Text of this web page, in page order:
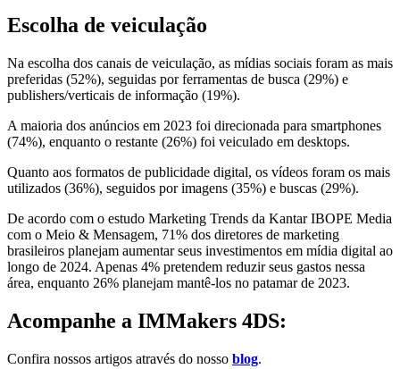
Escolha de veiculação
Na escolha dos canais de veiculação, as mídias sociais foram as mais
preferidas (52%), seguidas por ferramentas de busca (29%) e
publishers/verticais de informação (19%).
A maioria dos anúncios em 2023 foi direcionada para smartphones
(74%), enquanto o restante (26%) foi veiculado em desktops.
Quanto aos formatos de publicidade digital, os vídeos foram os mais
utilizados (36%), seguidos por imagens (35%) e buscas (29%).
De acordo com o estudo Marketing Trends da Kantar IBOPE Media
com o Meio & Mensagem, 71% dos diretores de marketing
brasileiros planejam aumentar seus investimentos em mídia digital ao
longo de 2024. Apenas 4% pretendem reduzir seus gastos nessa
área, enquanto 26% planejam mantê-los no patamar de 2023.
Acompanhe a IMMakers 4DS:
Confira nossos artigos através do nosso blog.